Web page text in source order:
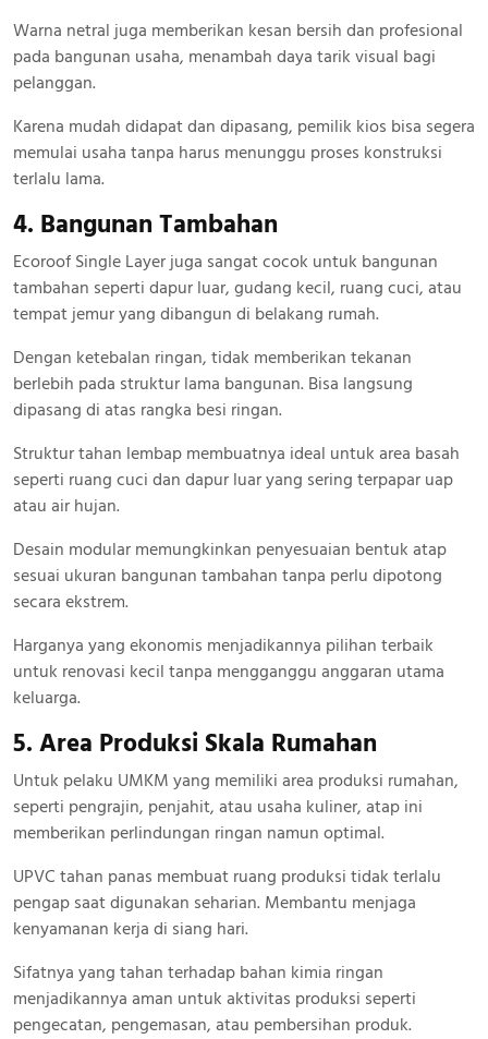
Warna netral juga memberikan kesan bersih dan profesional
pada bangunan usaha, menambah daya tarik visual bagi
pelanggan.
Karena mudah didapat dan dipasang, pemilik kios bisa segera
memulai usaha tanpa harus menunggu proses konstruksi
terlalu lama.
4. Bangunan Tambahan
Ecoroof Single Layer juga sangat cocok untuk bangunan
tambahan seperti dapur luar, gudang kecil, ruang cuci, atau
tempat jemur yang dibangun di belakang rumah.
Dengan ketebalan ringan, tidak memberikan tekanan
berlebih pada struktur lama bangunan. Bisa langsung
dipasang di atas rangka besi ringan.
Struktur tahan lembap membuatnya ideal untuk area basah
seperti ruang cuci dan dapur luar yang sering terpapar uap
atau air hujan.
Desain modular memungkinkan penyesuaian bentuk atap
sesuai ukuran bangunan tambahan tanpa perlu dipotong
secara ekstrem.
Harganya yang ekonomis menjadikannya pilihan terbaik
untuk renovasi kecil tanpa mengganggu anggaran utama
keluarga.
5. Area Produksi Skala Rumahan
Untuk pelaku UMKM yang memiliki area produksi rumahan,
seperti pengrajin, penjahit, atau usaha kuliner, atap ini
memberikan perlindungan ringan namun optimal.
UPVC tahan panas membuat ruang produksi tidak terlalu
pengap saat digunakan seharian. Membantu menjaga
kenyamanan kerja di siang hari.
Sifatnya yang tahan terhadap bahan kimia ringan
menjadikannya aman untuk aktivitas produksi seperti
pengecatan, pengemasan, atau pembersihan produk.